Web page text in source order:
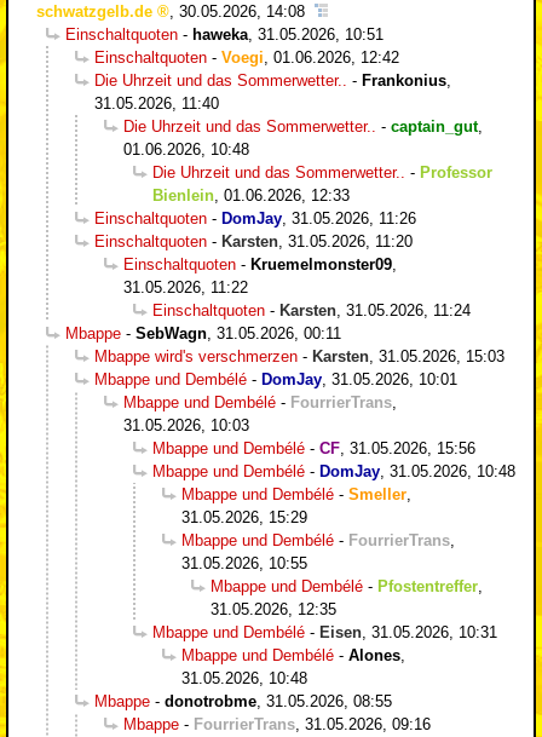
schwatzgelb.de
, 30.05.2026, 14:08
Einschaltquoten - haweka, 31.05.2026, 10:51
Einschaltquoten - Voegi, 01.06.2026, 12:42
Die Uhrzeit und das Sommerwetter.. - Frankonius,
31.05.2026, 11:40
Die Uhrzeit und das Sommerwetter.. - captain_gut,
01.06.2026, 10:48
Die Uhrzeit und das Sommerwetter.. - Professor
Bienlein, 01.06.2026, 12:33
Einschaltquoten - DomJay, 31.05.2026, 11:26
Einschaltquoten - Karsten, 31.05.2026, 11:20
Einschaltquoten - Kruemelmonster09,
31.05.2026, 11:22
Einschaltquoten - Karsten, 31.05.2026, 11:24
Mbappe - SebWagn, 31.05.2026, 00:11
Mbappe wird's verschmerzen - Karsten, 31.05.2026, 15:03
Mbappe und Dembélé - DomJay, 31.05.2026, 10:01
Mbappe und Dembélé - FourrierTrans,
31.05.2026, 10:03
Mbappe und Dembélé - CF, 31.05.2026, 15:56
Mbappe und Dembélé - DomJay, 31.05.2026, 10:48
Mbappe und Dembélé - Smeller,
31.05.2026, 15:29
Mbappe und Dembélé - FourrierTrans,
31.05.2026, 10:55
Mbappe und Dembélé - Pfostentreffer,
31.05.2026, 12:35
Mbappe und Dembélé - Eisen, 31.05.2026, 10:31
Mbappe und Dembélé - Alones,
31.05.2026, 10:48
Mbappe - donotrobme, 31.05.2026, 08:55
Mbappe - FourrierTrans, 31.05.2026, 09:16